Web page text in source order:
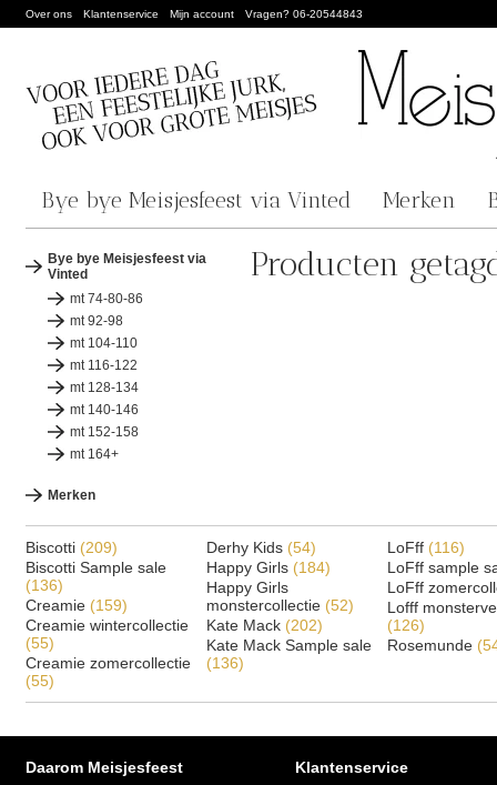
Over ons Klantenservice Mijn account Vragen? 06-20544843
Bye bye Meisjesfeest via Vinted Merken
Bye bye Meisjesfeest via
Vinted
mt 74-80-86
mt 92-98
mt 104-110
mt 116-122
mt 128-134
mt 140-146
mt 152-158
mt 164+
Merken
Producten
Biscotti (209)
Biscotti Sample sale
(136)
Creamie (159)
Creamie wintercollectie
(55)
Creamie zomercollectie
(55)
Derhy Kids (54)
Happy Girls (184)
Happy Girls
monstercollectie (52)
Kate Mack (202)
Kate Mack Sample sale
(136)
LoFff (116)
LoFff sample
LoFff
Lofff
(126)
Rosemunde
Daarom Meisjesfeest Klantenservice